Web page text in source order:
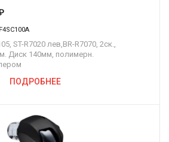
ST-R7020 лев,BR-R7070, 2ск.,
Диск 140мм, полимерн.
ПОДРОБНЕЕ